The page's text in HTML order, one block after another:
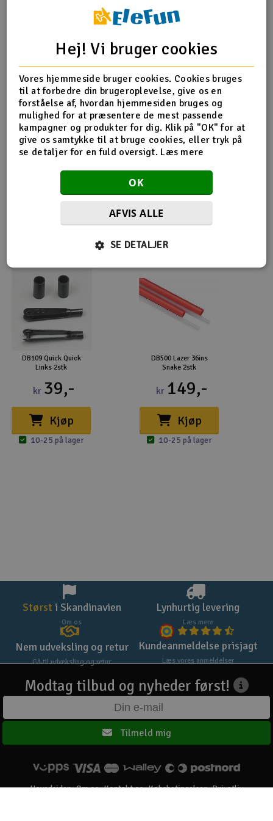
Radio udstyr
Raketter
Scooter & elkøretøj
Slot racing
Smarthjem, leg og hobby
Solenergi
Værktøj, udstyr og tilbehør
Produktinfo Tip din ven Anmeldelser
Produkt information
DB700 75cm skubbehus
Flere så også med
DB109 Quick Quick
Links 2stk
kr 39,-
Kjøp
10-25 på lager
DB500 Lazer 36ins
Snake 2stk
kr 149,-
Kjøp
10-25 på lager
Størst i Skandinavien
Om os
Lynhurtig levering
Læs mere
Nem udveksling og retur
Gå til udveksling og retur
Kundeanmeldelse prisjagt
Læs vores anmeldelser
Modtag tilbud og nyheder først!
Tilmeld mig
Hovedsiden Om os Kontakt os Købsbetingelser Privatliv
Hej! Vi bruger cookies
Vores hjemmeside bruger cookies. Cookies bruges
til at forbedre din brugeroplevelse, give os en
forståelse af, hvordan hjemmesiden bruges og
mulighed for at præsentere de mest passende
kampagner og produkter for dig. Klik på "OK" for at
give os samtykke til at bruge cookies, eller tryk på
se detaljer for en fuld oversigt. Læs mere
OK
AFVIS ALLE
SE DETALJER